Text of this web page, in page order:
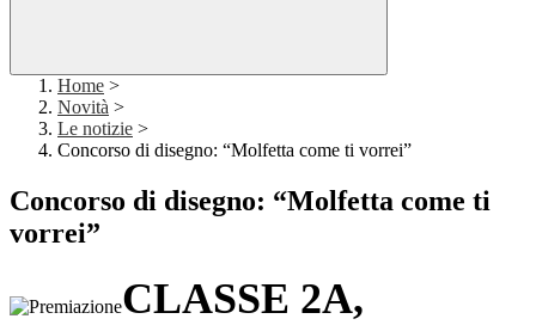
Home >
Novità >
Le notizie >
Concorso di disegno: “Molfetta come ti vorrei”
Concorso di disegno: “Molfetta come ti
vorrei”
CLASSE 2A,